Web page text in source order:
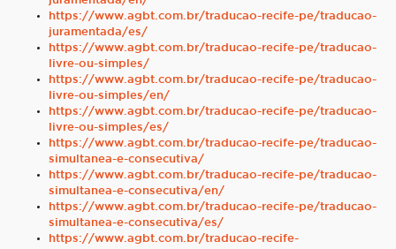
https://www.agbt.com.br/traducao-recife-pe/traducao-
juramentada/es/
https://www.agbt.com.br/traducao-recife-pe/traducao-
livre-ou-simples/
https://www.agbt.com.br/traducao-recife-pe/traducao-
livre-ou-simples/en/
https://www.agbt.com.br/traducao-recife-pe/traducao-
livre-ou-simples/es/
https://www.agbt.com.br/traducao-recife-pe/traducao-
simultanea-e-consecutiva/
https://www.agbt.com.br/traducao-recife-pe/traducao-
simultanea-e-consecutiva/en/
https://www.agbt.com.br/traducao-recife-pe/traducao-
simultanea-e-consecutiva/es/
https://www.agbt.com.br/traducao-recife-